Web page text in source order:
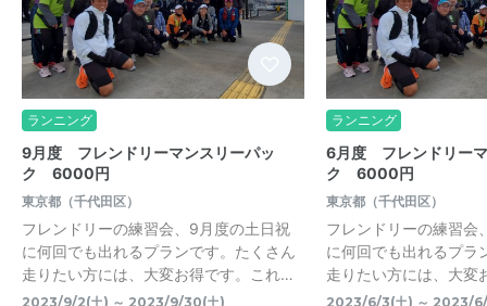
ランニング
9月度 フレンドリーマンスリーパッ
ク 6000円
東京都（千代田区）
フレンドリーの練習会、9月度の土日祝
に何回でも出れるプランです。たくさん
走りたい方には、大変お得です。これ…
2023/9/2(土) ～ 2023/9/30(土)
ランニング
6月度 フレンドリー
ク 6000円
東京都（千代田区）
フレンドリーの練習会
に何回でも出れるプラ
走りたい方には、大変
2023/6/3(土) ～ 2023/